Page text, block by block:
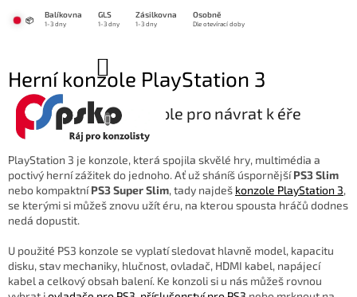
📦
Balíkovna GLS Zásilkovna Osobně
1-3 dny 1-3 dny 1-3 dny Dle otevírací doby
KOŠÍK
Herní konzole PlayStation 3
🕹️ PlayStation 3 konzole pro návrat k éře
velkých herních hitů
PlayStation 3 je konzole, která spojila skvělé hry, multimédia a
poctivý herní zážitek do jednoho. Ať už sháníš úspornějšíPS3 Slim
nebo kompaktníPS3 Super Slim, tady najdeš konzole PlayStation 3,
se kterými si můžeš znovu užít éru, na kterou spousta hráčů dodnes
nedá dopustit.
U použité PS3 konzole se vyplatí sledovat hlavně model, kapacitu
disku, stav mechaniky, hlučnost, ovladač, HDMI kabel, napájecí
kabel a celkový obsah balení. Ke konzoli si u nás můžeš rovnou